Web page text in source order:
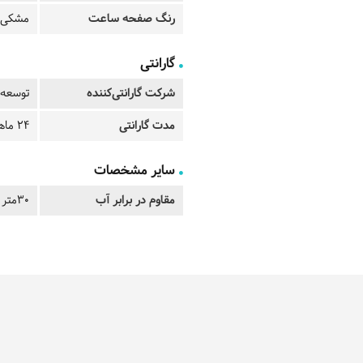
رنگ صفحه ساعت
مشکی
گارانتی
شرکت گارانتی‌کننده
مدت گارانتی
24 ماهه
سایر مشخصات
مقاوم در برابر آب 30متر